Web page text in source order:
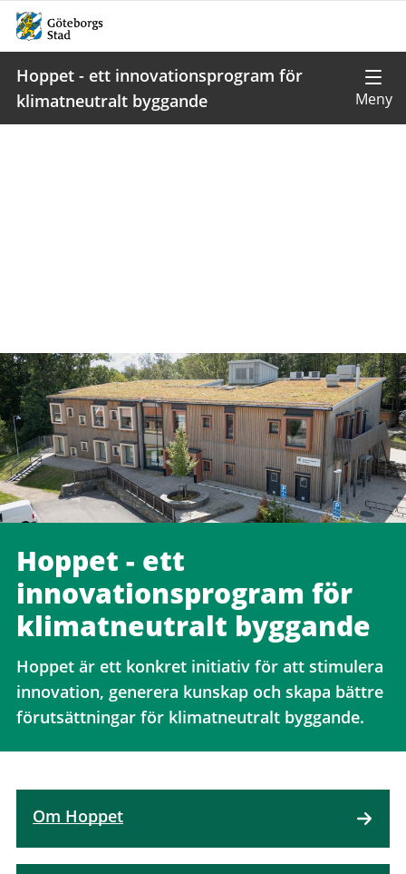
Hoppet - ett innovationsprogram för
klimatneutralt byggande
Hoppet - ett
innovationsprogram för
klimatneutralt byggande
Hoppet är ett konkret initiativ för att stimulera
innovation, generera kunskap och skapa bättre
förutsättningar för klimatneutralt byggande.
Om Hoppet